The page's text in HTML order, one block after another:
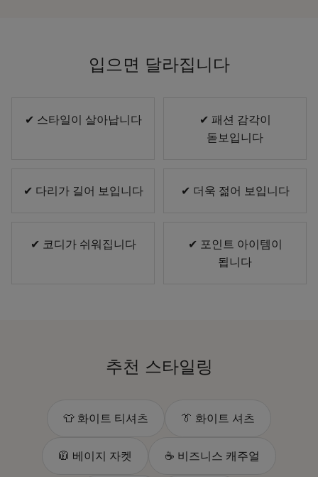
입으면 달라집니다
✔ 스타일이 살아납니다
✔ 패션 감각이
돋보입니다
✔ 다리가 길어 보입니다 ✔ 더욱 젊어 보입니다
✔ 코디가 쉬워집니다
✔ 포인트 아이템이
됩니다
추천 스타일링
👕 화이트 티셔츠 👔 화이트 셔츠
🧥 베이지 자켓 ☕ 비즈니스 캐주얼